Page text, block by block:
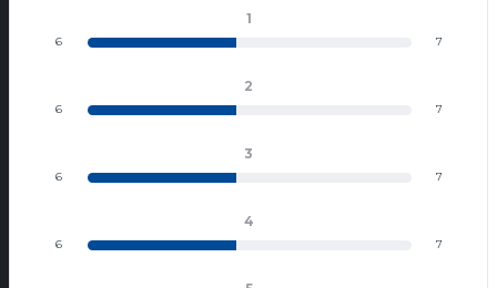
1
6 7
2
6 7
3
6 7
4
6 7